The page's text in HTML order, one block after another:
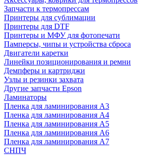
Запчасти к термопрессам
Принтеры для сублимации
Принтеры для DTF
Принтеры и МФУ для фотопечати
Памперсы, чипы и устройства сброса
Двигатели каретки
Линейки позиционирования и ремни
Демпферы и картриджи
Узлы и резинки захвата
Другие запчасти Epson
Ламинаторы
Пленка для ламинирования А3
Пленка для ламинирования А4
Пленка для ламинирования А5
Пленка для ламинирования А6
Пленка для ламинирования А7
СНПЧ